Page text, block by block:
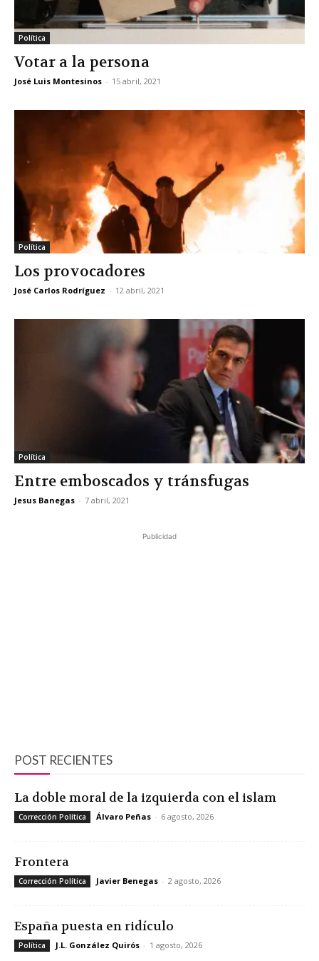
Política
Votar a la persona
José Luis Montesinos - 15 abril, 2021
Política
Los provocadores
José Carlos Rodríguez - 12 abril, 2021
Política
Entre emboscados y tránsfugas
Jesus Banegas - 7 abril, 2021
Publicidad
POST RECIENTES
La doble moral de la izquierda con el islam
Corrección Política Álvaro Peñas - 6 agosto, 2026
Frontera
Corrección Política Javier Benegas - 2 agosto, 2026
España puesta en ridículo
Política J.L. González Quirós - 1 agosto, 2026